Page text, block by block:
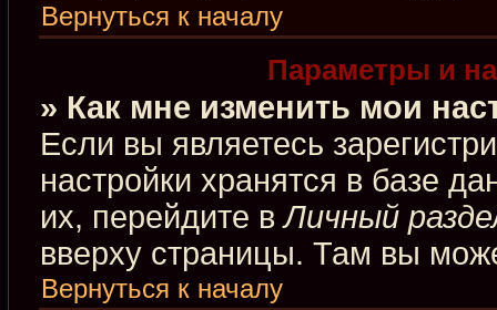
Вернуться к началу
Параметры и
» Как мне изменить мои
Если вы являетесь
настройки хранятся в базе
их, перейдите вЛичный
вверху страницы. Там вы
Вернуться к началу